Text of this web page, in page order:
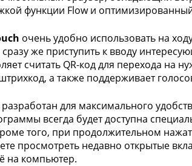
функции Flow и
очень удобно использовать на
же приступить к вводу
считать QR-код для перехода на
а также поддерживает
для максимального
всегда будет доступна
того, при продолжительном
просмотреть недавно открытые
на компьютер.